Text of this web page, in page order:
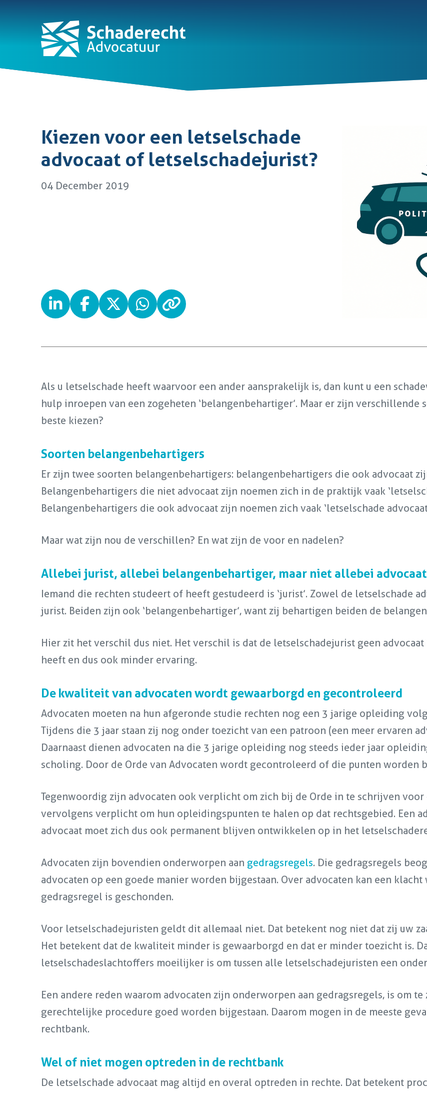
Kiezen voor een letselschade
advocaat of letselschadejurist?
04 December 2019
Als u letselschade heeft waarvoor een ander aansprakelijk is, dan kunt u een
hulp inroepen van een zogeheten ‘belangenbehartiger’. Maar er zijn
beste kiezen?
Soorten belangenbehartigers
Er zijn twee soorten belangenbehartigers: belangenbehartigers die ook advocaat
Belangenbehartigers die niet advocaat zijn noemen zich in de praktijk vaak
Belangenbehartigers die ook advocaat zijn noemen zich vaak ‘letselschade
Maar wat zijn nou de verschillen? En wat zijn de voor en nadelen?
Allebei jurist, allebei belangenbehartiger, maar niet allebei advocaat
Iemand die rechten studeert of heeft gestudeerd is ‘jurist’. Zowel de letselschade
jurist. Beiden zijn ook ‘belangenbehartiger’, want zij behartigen beiden de
Hier zit het verschil dus niet. Het verschil is dat de letselschadejurist geen
heeft en dus ook minder ervaring.
De kwaliteit van advocaten wordt gewaarborgd en gecontroleerd
Advocaten moeten na hun afgeronde studie rechten nog een 3 jarige opleiding
Tijdens die 3 jaar staan zij nog onder toezicht van een patroon (een meer ervaren
Daarnaast dienen advocaten na die 3 jarige opleiding nog steeds ieder jaar
scholing. Door de Orde van Advocaten wordt gecontroleerd of die punten worden
Tegenwoordig zijn advocaten ook verplicht om zich bij de Orde in te schrijven
vervolgens verplicht om hun opleidingspunten te halen op dat rechtsgebied. Een
advocaat moet zich dus ook permanent blijven ontwikkelen op in het
Advocaten zijn bovendien onderworpen aan gedragsregels. Die gedragsregels
advocaten op een goede manier worden bijgestaan. Over advocaten kan een
gedragsregel is geschonden.
Voor letselschadejuristen geldt dit allemaal niet. Dat betekent nog niet dat zij uw
Het betekent dat de kwaliteit minder is gewaarborgd en dat er minder toezicht is.
letselschadeslachtoffers moeilijker is om tussen alle letselschadejuristen een
Een andere reden waarom advocaten zijn onderworpen aan gedragsregels, is om
gerechtelijke procedure goed worden bijgestaan. Daarom mogen in de meeste
rechtbank.
Wel of niet mogen optreden in de rechtbank
De letselschade advocaat mag altijd en overal optreden in rechte. Dat betekent